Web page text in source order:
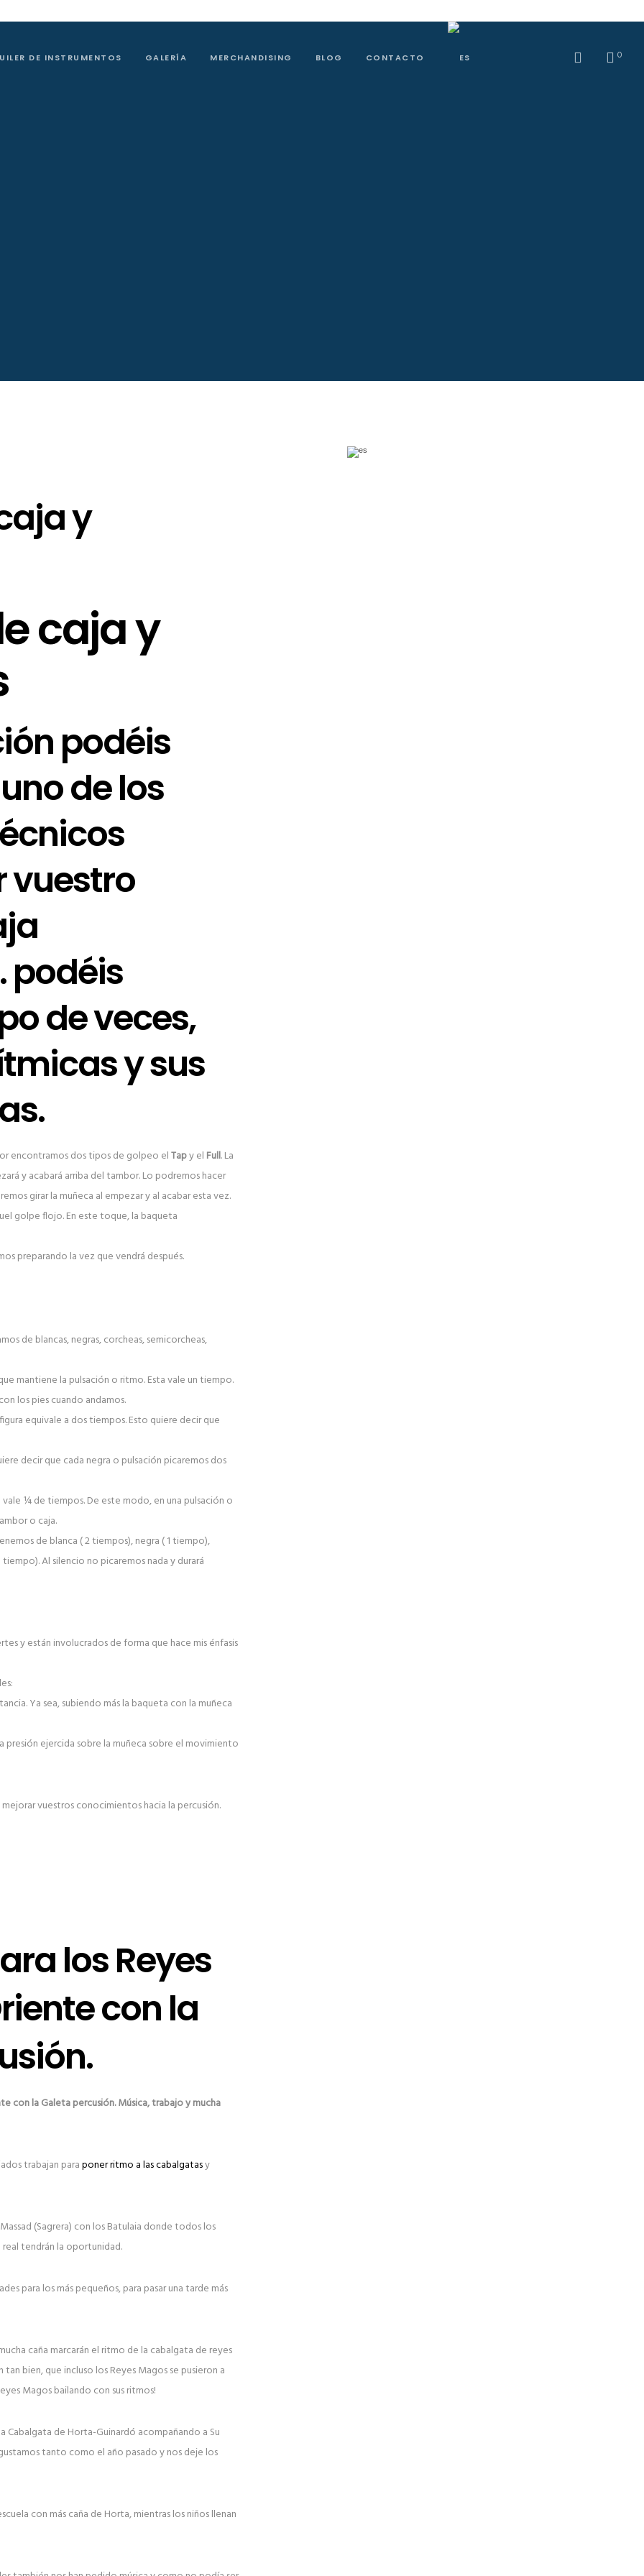
0
DE INSTRUMENTOS GALERÍA MERCHANDISING BLOG CONTACTO
y
caja y
podéis
de los
vuestro
podéis
de veces,
y sus
encontramos dos tipos de golpeo elTapy el Full. La
y acabará arriba del tambor. Lo podremos hacer
girar la muñeca al empezar y al acabar esta vez.
golpe flojo. En este toque, la baqueta
preparando la vez que vendrá después.
de blancas, negras, corcheas, semicorcheas,
mantiene la pulsación o ritmo. Esta vale un tiempo.
los pies cuando andamos.
equivale a dos tiempos. Esto quiere decir que
decir que cada negra o pulsación picaremos dos
¼ de tiempos. De este modo, en una pulsación o
o caja.
de blanca ( 2 tiempos), negra ( 1 tiempo),
Al silencio no picaremos nada y durará
y están involucrados de forma que hace mis énfasis
Ya sea, subiendo más la baqueta con la muñeca
ejercida sobre la muñeca sobre el movimiento
vuestros conocimientos hacia la percusión.
los Reyes
con la
con la Galeta percusión. Música, trabajo y mucha
trabajan paraponer ritmo a las cabalgatasy
(Sagrera) con los Batulaia donde todos los
tendrán la oportunidad.
para los más pequeños, para pasar una tarde más
caña marcarán el ritmo de la cabalgata de reyes
bien, que incluso los Reyes Magos se pusieron a
Magos bailando con sus ritmos!
Cabalgata de Horta-Guinardó acompañando a Su
tanto como el año pasado y nos deje los
con más caña de Horta, mientras los niños llenan